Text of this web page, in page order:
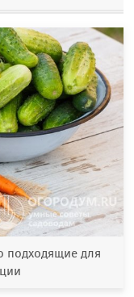
подходящие для